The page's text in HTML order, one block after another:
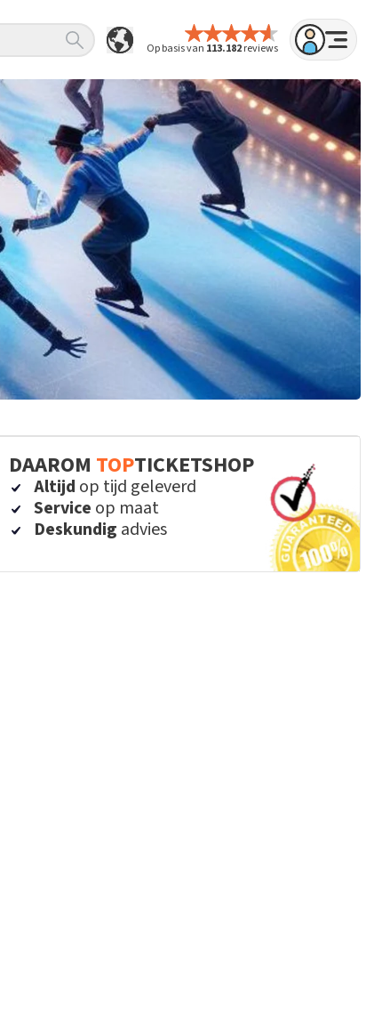
Op basis van 113.182reviews
DAAROM TOPTICKETSHOP
Altijd op tijd geleverd
Service op maat
Deskundig advies